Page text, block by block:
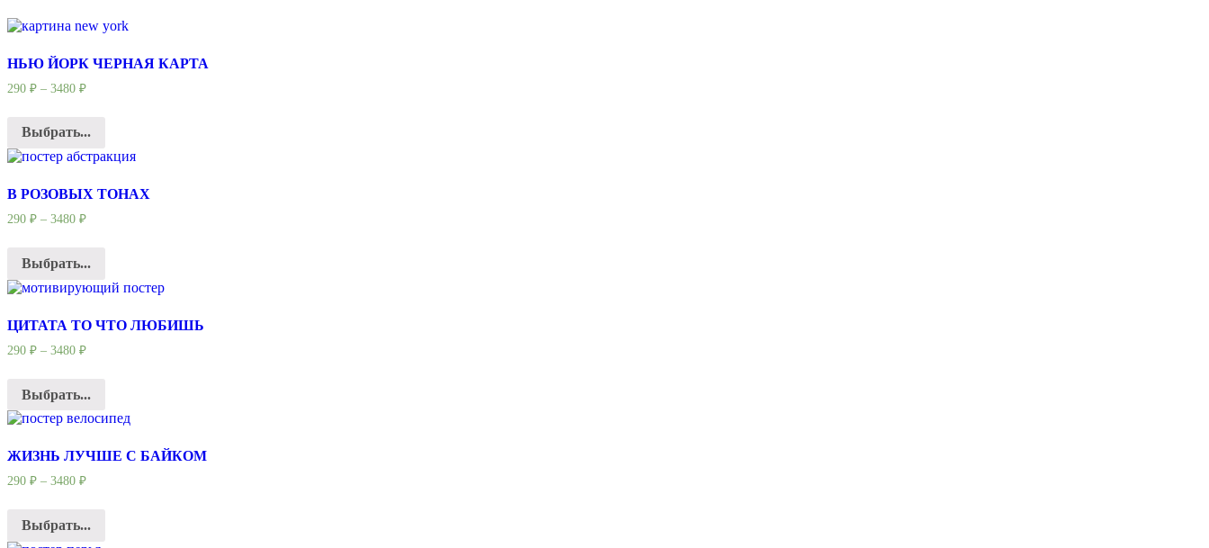
НЬЮ ЙОРК ЧЕРНАЯ КАРТА
290 ₽ – 3480 ₽
Выбрать...
В РОЗОВЫХ ТОНАХ
290 ₽ – 3480 ₽
Выбрать...
ЦИТАТА ТО ЧТО ЛЮБИШЬ
290 ₽ – 3480 ₽
Выбрать...
ЖИЗНЬ ЛУЧШЕ С БАЙКОМ
290 ₽ – 3480 ₽
Выбрать...